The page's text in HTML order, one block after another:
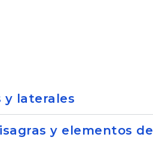
y laterales
y elementos de